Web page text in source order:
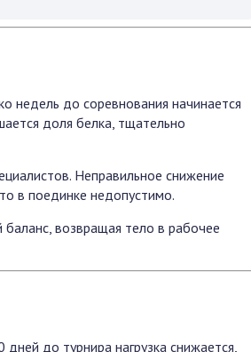
недель до соревнования начинается
доля белка, тщательно
Неправильное снижение
в поединке недопустимо.
возвращая тело в рабочее
до турнира нагрузка снижается,